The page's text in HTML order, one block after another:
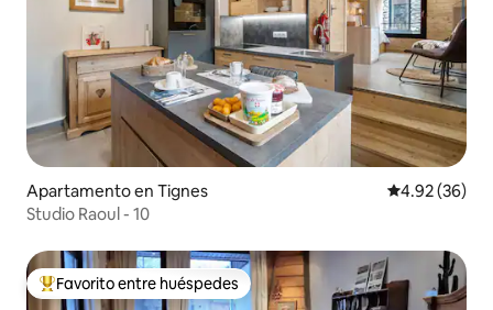
Apartamento en Tignes Calificación
4.92 (36)
Studio Raoul - 10
Favorito entre huéspedes preferido
Favorito entre huéspedes